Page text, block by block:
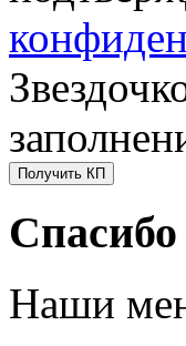
Получить КП
Спасибо
Наши